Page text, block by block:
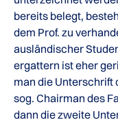
bereits belegt,
dem Prof. zu
ausländischer
ergattern ist eher
man die Unterschrift
sog. Chairman des
dann die zweite